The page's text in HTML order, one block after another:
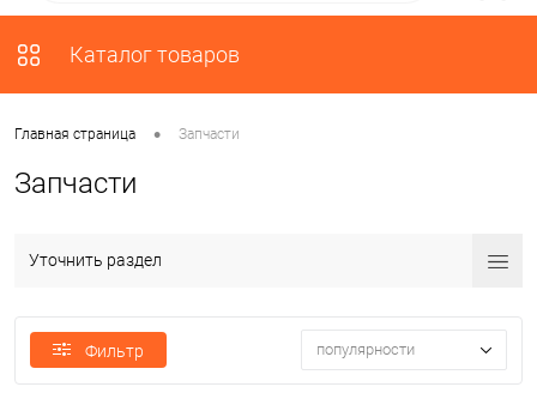
Каталог товаров
Главная страница • Запчасти
Запчасти
Уточнить раздел
Фильтр популярности